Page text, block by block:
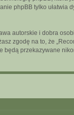
phpBB tylko ułatwia
autorskie i dobra
zgodę na to, że
przekazywane